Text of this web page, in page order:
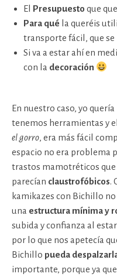
El Presupuesto que
Para qué la queréis
transporte fácil, que se
Si va a estar ahí en
con la decoración
En nuestro caso, yo
tenemos herramientas y
el gorro, era más fácil
espacio no era problema
trastos mamotréticos
parecían claustrofóbicos.
kamikazes con Bichillo
una estructura mínima y
subida y confianza al
por lo que nos apetecía
Bichillo pueda
importante, porque ya